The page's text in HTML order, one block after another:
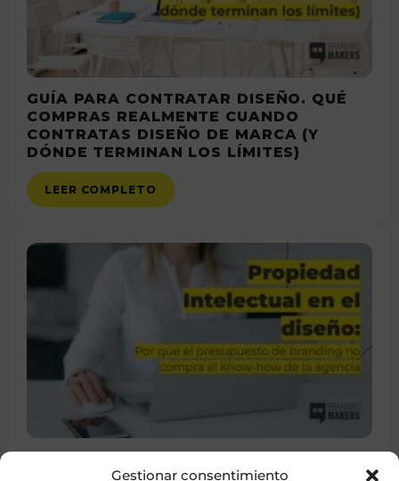
Gestionar consentimiento
GUÍA PARA CONTRATAR DISEÑO. QUÉ
COMPRAS REALMENTE CUANDO
CONTRATAS DISEÑO DE MARCA (Y
DÓNDE TERMINAN LOS LÍMITES)
LEER COMPLETO
DISEÑO: POR QUÉ EL PRESUPUESTO DE